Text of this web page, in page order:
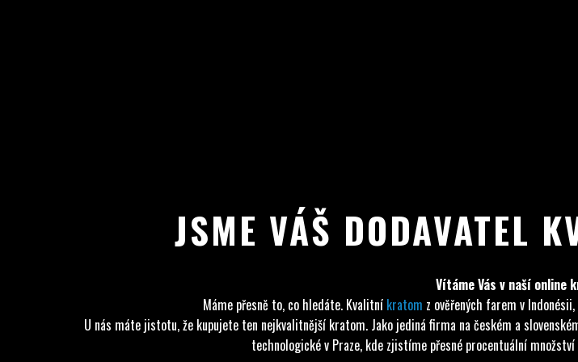
JSME VÁŠ DODAVATEL
Vítáme Vás v naší online
Máme přesně to, co hledáte. Kvalitní kratom z ověřených farem v
U nás máte jistotu, že kupujete ten nejkvalitnější kratom. Jako jediná firma na českém a
technologické v Praze, kde zjistíme přesné procentuální